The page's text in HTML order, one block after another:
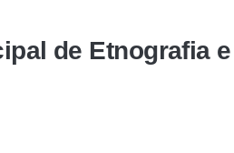
de Etnografia